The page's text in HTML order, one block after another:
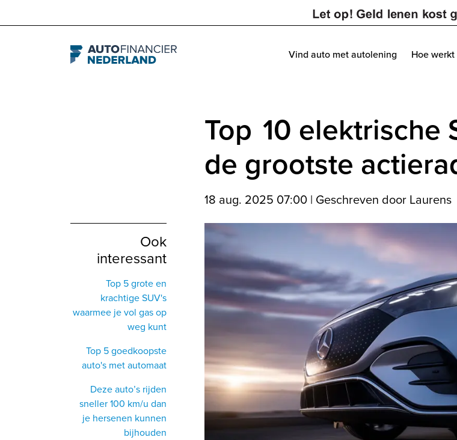
Navigation Vind auto met autolening Hoe
Top 10 elektrische
de grootste
18 aug. 2025 07:00 | Geschreven door Laurens
Ook
interessant
Top 5 grote en
krachtige SUV's
waarmee je vol gas op
weg kunt
Top 5 goedkoopste
auto's met automaat
Deze auto’s rijden
sneller 100 km/u dan
je hersenen kunnen
bijhouden